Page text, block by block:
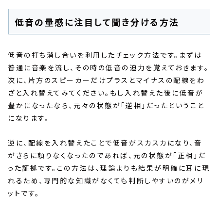
低音の量感に注目して聞き分ける方法
低音の打ち消し合いを利用したチェック方法です。まずは
普通に音楽を流し、その時の低音の迫力を覚えておきます。
次に、片方のスピーカーだけプラスとマイナスの配線をわ
ざと入れ替えてみてください。もし入れ替えた後に低音が
豊かになったなら、元々の状態が「逆相」だったということ
になります。
逆に、配線を入れ替えたことで低音がスカスカになり、音
がさらに頼りなくなったのであれば、元の状態が「正相」だ
った証拠です。この方法は、理論よりも結果が明確に耳に現
れるため、専門的な知識がなくても判断しやすいのがメリ
ットです。